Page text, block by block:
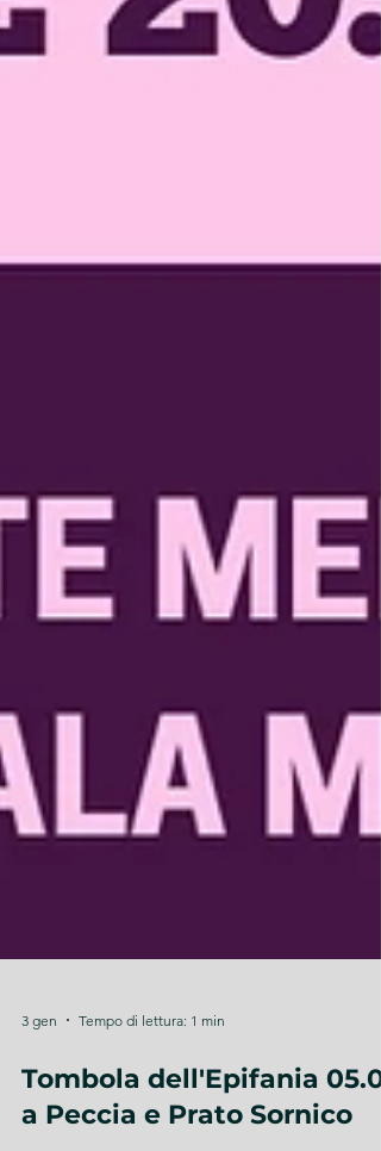
3 gen Tempo di lettura: 1 min